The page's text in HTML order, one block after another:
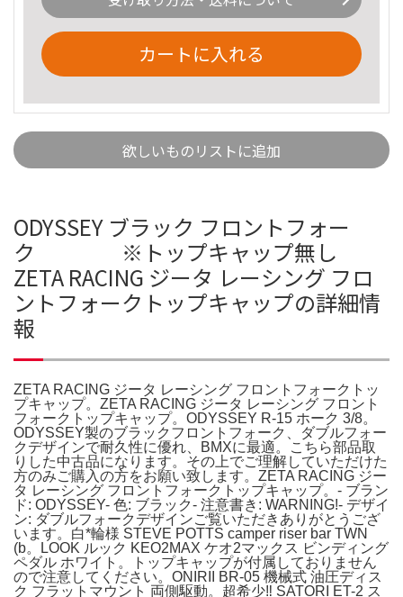
カートに入れる
欲しいものリストに追加
ODYSSEY ブラック フロントフォー
ク ※トップキャップ無し
ZETA RACING ジータ レーシング フロ
ントフォークトップキャップの詳細情
報
ZETA RACING ジータ レーシング フロントフォークトッ
プキャップ。ZETA RACING ジータ レーシング フロント
フォークトップキャップ。ODYSSEY R-15 ホーク 3/8。
ODYSSEY製のブラックフロントフォーク、ダブルフォー
クデザインで耐久性に優れ、BMXに最適。こちら部品取
りした中古品になります。その上でご理解していただけた
方のみご購入の方をお願い致します。ZETA RACING ジー
タ レーシング フロントフォークトップキャップ。- ブラン
ド: ODYSSEY- 色: ブラック- 注意書き: WARNING!- デザイ
ン: ダブルフォークデザインご覧いただきありがとうござ
います。白*輪様 STEVE POTTS camper riser bar TWN
(b。LOOK ルック KEO2MAX ケオ2マックス ビンディング
ペダル ホワイト。トップキャップが付属しておりません
ので注意してください。ONIRII BR-05 機械式 油圧ディス
ク フラットマウント 両側駆動。超希少‼️ SATORI ET-2 ス